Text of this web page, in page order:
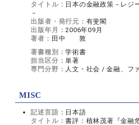
タイトル： 日本の金融政策－レジ
－
出版者・発行元： 有斐閣
出版年月：2006年09月
著者： 田中 敦
著書種別：学術書
担当区分：単著
専門分野： 人文・社会 / 金融、フ
MISC
記述言語： 日本語
タイトル：書評：植林茂著『金融